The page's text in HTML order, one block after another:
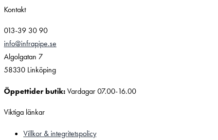
Kontakt
013-39 30 90
info@infrapipe.se
Algolgatan 7
58330 Linköping
Öppettider butik:Vardagar 07.00-16.00
Viktiga länkar
Villkor & integritetspolicy